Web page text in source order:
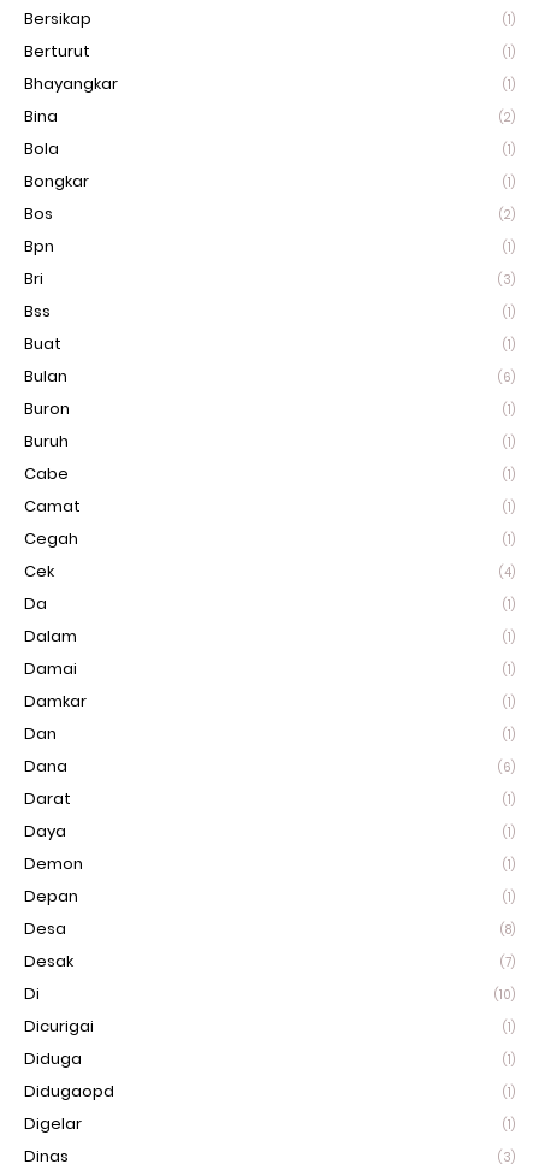
Bersikap (1)
Berturut (1)
Bhayangkar (1)
Bina (2)
Bola (1)
Bongkar (1)
Bos (2)
Bpn (1)
Bri (3)
Bss (1)
Buat (1)
Bulan (6)
Buron (1)
Buruh (1)
Cabe (1)
Camat (1)
Cegah (1)
Cek (4)
Da (1)
Dalam (1)
Damai (1)
Damkar (1)
Dan (1)
Dana (6)
Darat (1)
Daya (1)
Demon (1)
Depan (1)
Desa (8)
Desak (7)
Di (10)
Dicurigai (1)
Diduga (1)
Didugaopd (1)
Digelar (1)
Dinas (3)